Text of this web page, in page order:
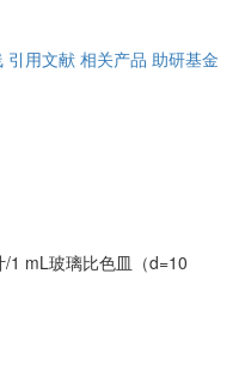
引用文献 相关产品 助研基金
1 mL玻璃比色皿（d=10